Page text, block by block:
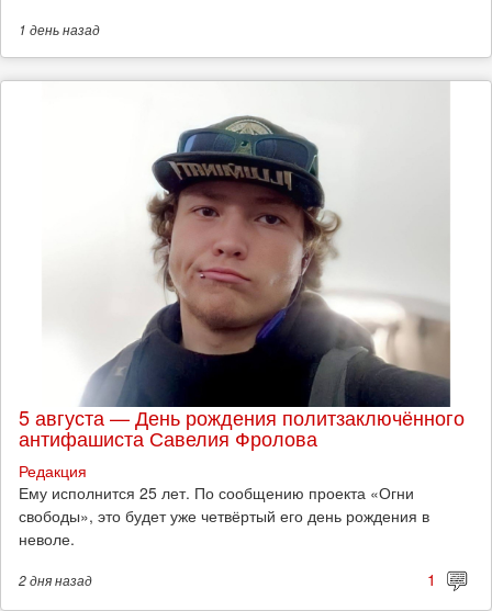
1 деньназад
5 августа — День рождения политзаключённого
антифашиста Савелия Фролова
Редакция
Ему исполнится 25 лет. По сообщению проекта «Огни
свободы», это будет уже четвёртый его день рождения в
неволе.
2 дняназад 1